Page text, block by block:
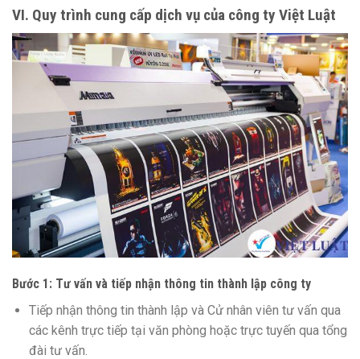
VI. Quy trình cung cấp dịch vụ của công ty Việt Luật
Bước 1: Tư vấn và tiếp nhận thông tin thành lập công ty
Tiếp nhận thông tin thành lập và Cử nhân viên tư vấn qua
các kênh trực tiếp tại văn phòng hoặc trực tuyến qua tổng
đài tư vấn.